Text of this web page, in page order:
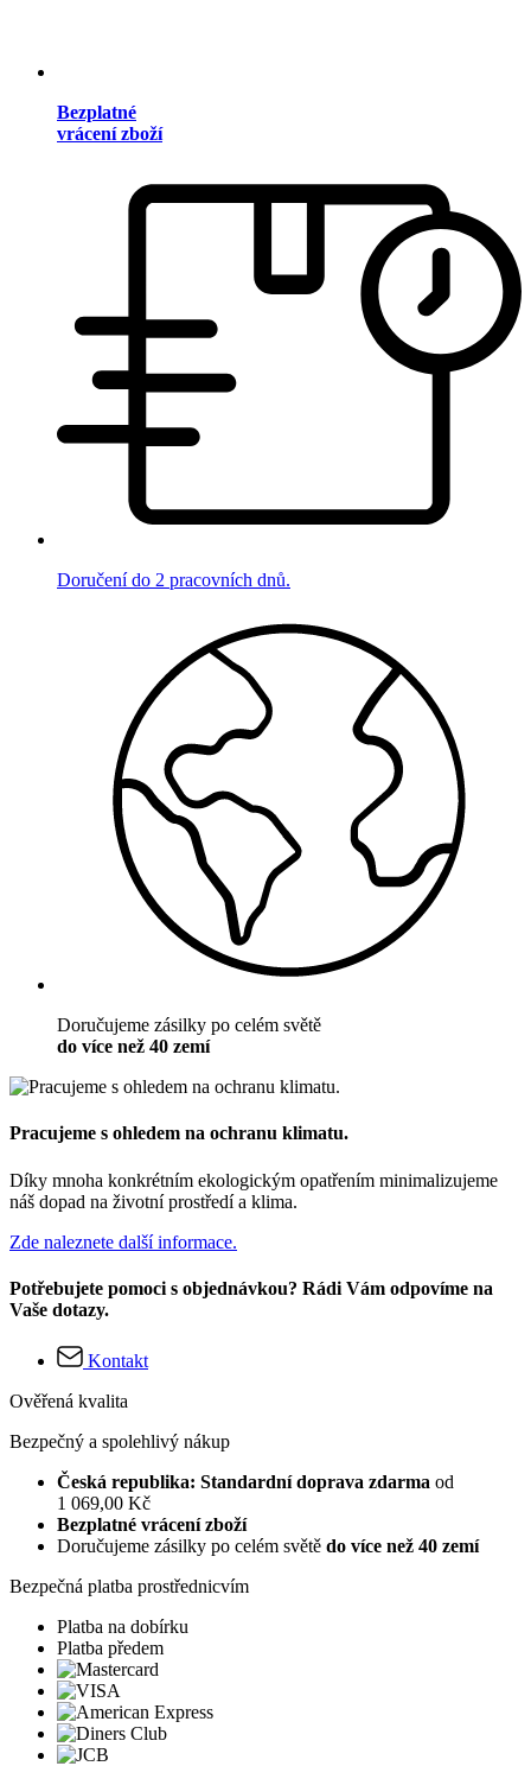
Bezplatné
vrácení zboží
Doručení do 2 pracovních dnů.
Doručujeme zásilky po celém světě
do více než 40 zemí
Pracujeme s ohledem na ochranu klimatu.
Díky mnoha konkrétním ekologickým opatřením minimalizujeme
náš dopad na životní prostředí a klima.
Zde naleznete další informace.
Potřebujete pomoci s objednávkou? Rádi Vám odpovíme na
Vaše dotazy.
Kontakt
Ověřená kvalita
Bezpečný a spolehlivý nákup
Česká republika: Standardní doprava zdarma od
1 069,00 Kč
Bezplatné vrácení zboží
Doručujeme zásilky po celém světě do více než 40 zemí
Bezpečná platba prostřednicvím
Platba na dobírku
Platba předem